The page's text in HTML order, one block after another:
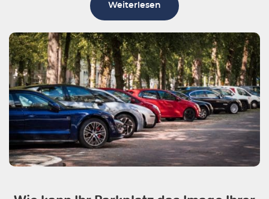
Weiterlesen